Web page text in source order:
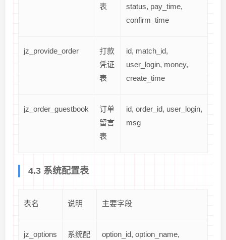
表
status, pay_time,
confirm_time
jz_provide_order
打款
凭证
表
id, match_id,
user_login, money,
create_time
jz_order_guestbook
订单
留言
表
id, order_id, user_login,
msg
4.3 系统配置表
表名 说明 主要字段
jz_options
系统配
option_id, option_name,